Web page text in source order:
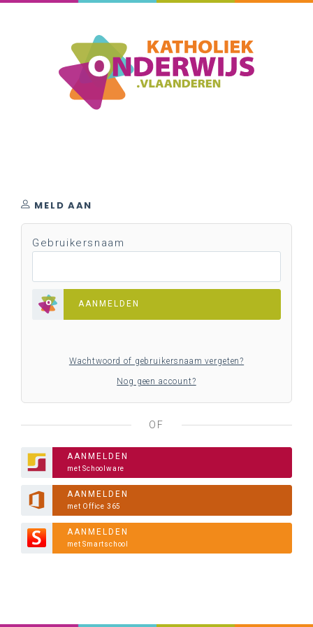
MELD AAN
Gebruikersnaam
AANMELDEN
Wachtwoord of gebruikersnaam vergeten?
Nog geen account?
OF
AANMELDEN
met Schoolware
AANMELDEN
met Office 365
AANMELDEN
met Smartschool